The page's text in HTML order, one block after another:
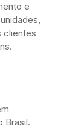
e
clientes
Brasil.